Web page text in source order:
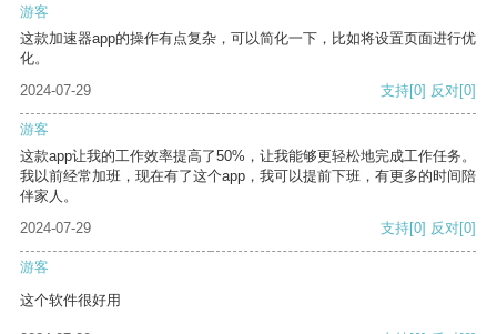
游客
这款加速器app的操作有点复杂，可以简化一下，比如将设置页面进行优
化。
2024-07-29
支持[0] 反对[0]
游客
这款app让我的工作效率提高了50%，让我能够更轻松地完成工作任务。
我以前经常加班，现在有了这个app，我可以提前下班，有更多的时间陪
伴家人。
2024-07-29
支持[0] 反对[0]
游客
这个软件很好用